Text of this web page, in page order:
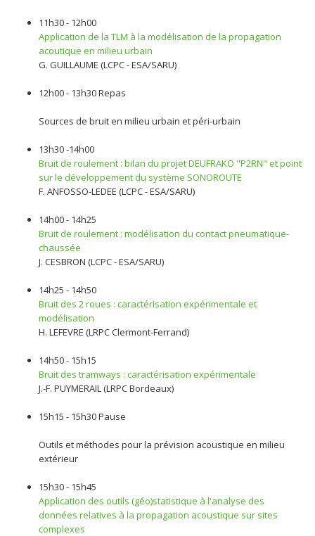
11h30 - 12h00
Application de la TLM à la modélisation de la propagation
acoutique en milieu urbain
G. GUILLAUME (LCPC - ESA/SARU)
12h00 - 13h30 Repas
Sources de bruit en milieu urbain et péri-urbain
13h30 -14h00
Bruit de roulement : bilan du projet DEUFRAKO "P2RN" et point
sur le développement du système SONOROUTE
F. ANFOSSO-LEDEE (LCPC - ESA/SARU)
14h00 - 14h25
Bruit de roulement : modélisation du contact pneumatique-
chaussée
J. CESBRON (LCPC - ESA/SARU)
14h25 - 14h50
Bruit des 2 roues : caractérisation expérimentale et
modélisation
H. LEFEVRE (LRPC Clermont-Ferrand)
14h50 - 15h15
Bruit des tramways : caractérisation expérimentale
J.-F. PUYMERAIL (LRPC Bordeaux)
15h15 - 15h30 Pause
Outils et méthodes pour la prévision acoustique en milieu
extérieur
15h30 - 15h45
Application des outils (géo)statistique à l'analyse des
données relatives à la propagation acoustique sur sites
complexes